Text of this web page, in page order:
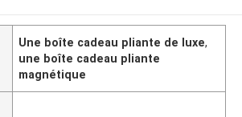
Une boîte cadeau pliante de luxe,
une boîte cadeau pliante
magnétique